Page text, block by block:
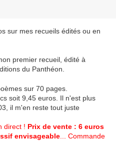
sur mes recueils édités ou en
premier recueil, édité à
du Panthéon.
sur 70 pages.
soit 9,45 euros. Il n'est plus
il m'en reste tout juste
direct ! Prix de vente : 6 euros
envisageable ... Commande